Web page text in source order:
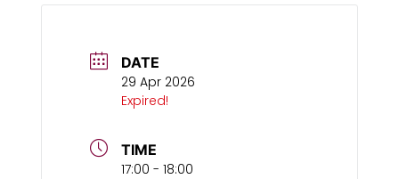
DATE
29 Apr 2026
Expired!
TIME
17:00 - 18:00